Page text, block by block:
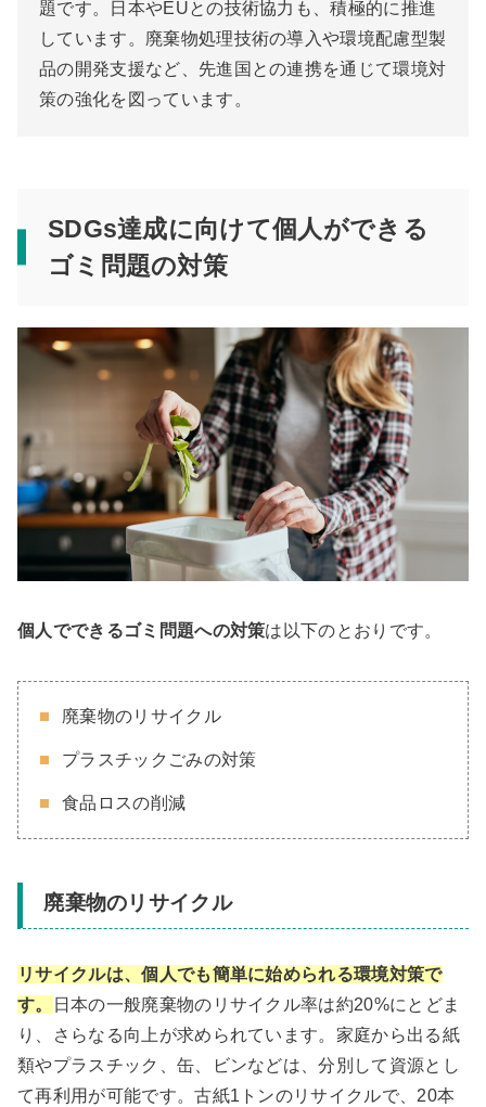
題です。日本やEUとの技術協力も、積極的に推進
しています。廃棄物処理技術の導入や環境配慮型製
品の開発支援など、先進国との連携を通じて環境対
策の強化を図っています。
SDGs達成に向けて個人ができる
ゴミ問題の対策
個人でできるゴミ問題への対策は以下のとおりです。
廃棄物のリサイクル
プラスチックごみの対策
食品ロスの削減
廃棄物のリサイクル
リサイクルは、個人でも簡単に始められる環境対策で
す。
日本の一般廃棄物のリサイクル率は約20%にとどま
り、さらなる向上が求められています。家庭から出る紙
類やプラスチック、缶、ビンなどは、分別して資源とし
て再利用が可能です。古紙1トンのリサイクルで、20本